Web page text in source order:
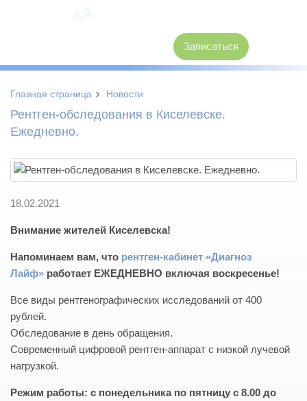
Записаться
Главная страница › Новости
Рентген-обследования в Киселевске.
Ежедневно.
18.02.2021
Внимание жителей Киселевска!
Напоминаем вам, что рентген-кабинет «Диагноз
Лайф» работает ЕЖЕДНЕВНО включая воскресенье!
Все виды рентгенографических исследований от 400
рублей.
Обследование в день обращения.
Современный цифровой рентген-аппарат с низкой лучевой
нагрузкой.
Режим работы: с понедельника по пятницу с 8.00 до